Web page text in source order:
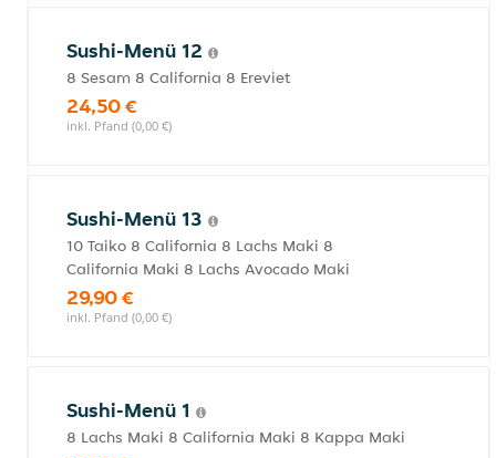
Sushi-Menü 12
8 Sesam 8 California 8 Ereviet
24,50 €
inkl. Pfand (0,00 €)
Sushi-Menü 13
10 Taiko 8 California 8 Lachs Maki 8
California Maki 8 Lachs Avocado Maki
29,90 €
inkl. Pfand (0,00 €)
Sushi-Menü 1
8 Lachs Maki 8 California Maki 8 Kappa Maki